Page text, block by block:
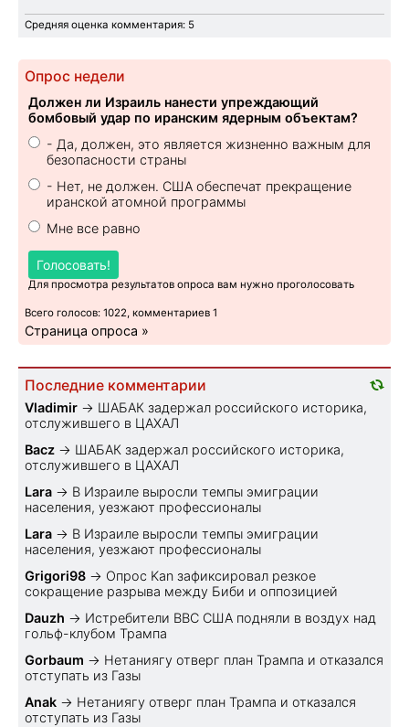
Средняя оценка комментария: 5
Опрос недели
Должен ли Израиль нанести упреждающий
бомбовый удар по иранским ядерным объектам?
- Да, должен, это является жизненно важным для
безопасности страны
- Нет, не должен. США обеспечат прекращение
иранской атомной программы
Мне все равно
Голосовать!
Для просмотра результатов опроса вам нужно проголосовать
Всего голосов: 1022, комментариев 1
Страница опроса »
Последние комментарии
Vladimir → ШАБАК задержал российского историка,
отслужившего в ЦАХАЛ
Bacz → ШАБАК задержал российского историка,
отслужившего в ЦАХАЛ
Lara → В Израиле выросли темпы эмиграции
населения, уезжают профессионалы
Lara → В Израиле выросли темпы эмиграции
населения, уезжают профессионалы
Grigori98 → Опрос Kan зафиксировал резкое
сокращение разрыва между Биби и оппозицией
Dauzh → Истребители ВВС США подняли в воздух над
гольф-клубом Трампа
Gorbaum → Нетаниягу отверг план Трампа и отказался
отступать из Газы
Anak → Нетаниягу отверг план Трампа и отказался
отступать из Газы